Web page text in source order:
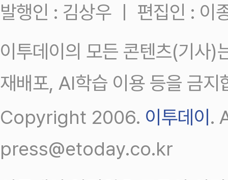
발행인 : 김상우 ㅣ 편집인 : 이
이투데이의 모든 콘텐츠(기사)
재배포, AI학습 이용 등을 금지
Copyright 2006. 이투데이 .
press@etoday.co.kr